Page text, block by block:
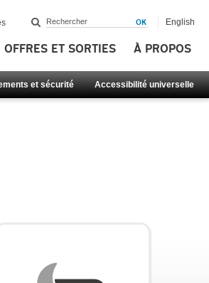
OFFRES ET SORTIES À PROPOS
et sécurité Accessibilité universelle
English